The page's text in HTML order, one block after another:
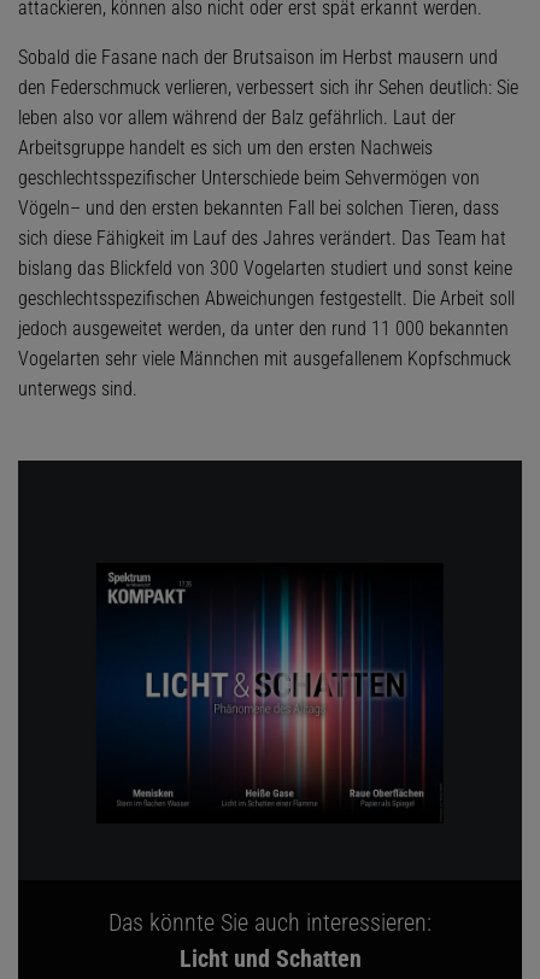
attackieren, können also nicht oder erst spät erkannt werden.
Sobald die Fasane nach der Brutsaison im Herbst mausern und
den Federschmuck verlieren, verbessert sich ihr Sehen deutlich: Sie
leben also vor allem während der Balz gefährlich. Laut der
Arbeitsgruppe handelt es sich um den ersten Nachweis
geschlechtsspezifischer Unterschiede beim Sehvermögen von
Vögeln– und den ersten bekannten Fall bei solchen Tieren, dass
sich diese Fähigkeit im Lauf des Jahres verändert. Das Team hat
bislang das Blickfeld von 300 Vogelarten studiert und sonst keine
geschlechtsspezifischen Abweichungen festgestellt. Die Arbeit soll
jedoch ausgeweitet werden, da unter den rund 11 000 bekannten
Vogelarten sehr viele Männchen mit ausgefallenem Kopfschmuck
unterwegs sind.
Das könnte Sie auch interessieren:
Licht und Schatten